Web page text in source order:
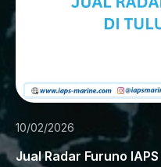
10/02/2026
Jual Radar Furuno